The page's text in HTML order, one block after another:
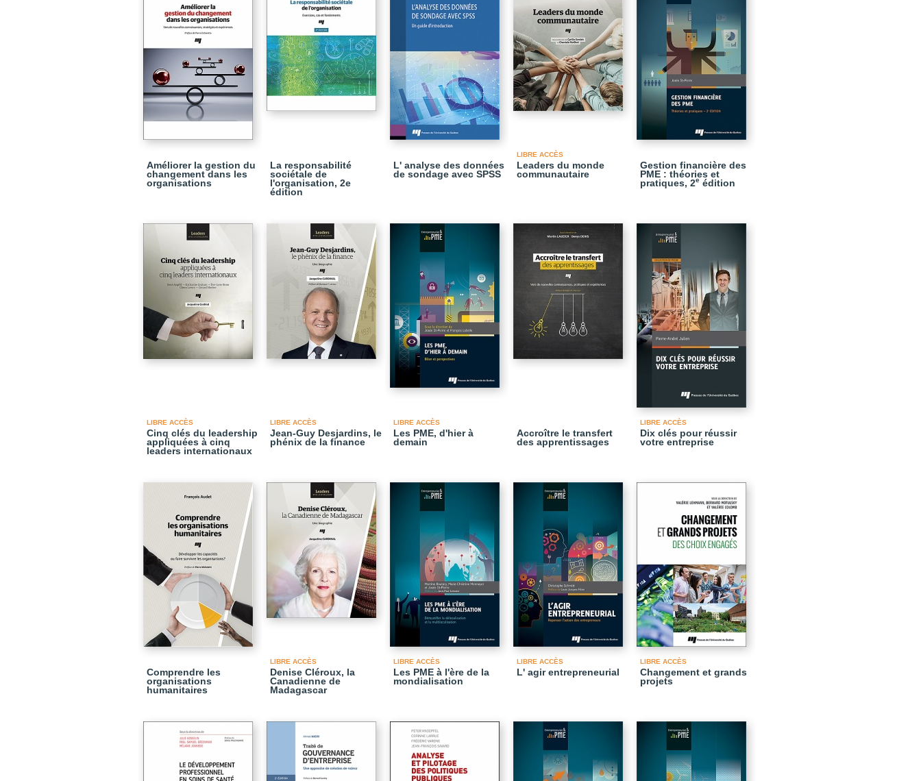
Améliorer la gestion du
changement dans les
organisations
La responsabilité
sociétale de
l'organisation, 2e
édition
L' analyse des données
de sondage avec SPSS
LIBRE ACCÈS
Leaders du monde
communautaire
Gestion financière des
PME : théories et
pratiques, 2e édition
LIBRE ACCÈS
Cinq clés du leadership
appliquées à cinq
leaders internationaux
LIBRE ACCÈS
Jean-Guy Desjardins, le
phénix de la finance
LIBRE ACCÈS
Les PME, d'hier à
demain
Accroître le transfert
des apprentissages
LIBRE ACCÈS
Dix clés pour réussir
votre entreprise
Comprendre les
organisations
humanitaires
LIBRE ACCÈS
Denise Cléroux, la
Canadienne de
Madagascar
LIBRE ACCÈS
Les PME à l'ère de la
mondialisation
LIBRE ACCÈS
L' agir entrepreneurial
LIBRE ACCÈS
Changement et grands
projets